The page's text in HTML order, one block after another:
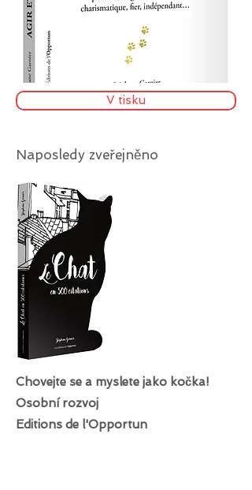
V tisku
Naposledy zveřejněno
Chovejte se a myslete jako kočka!
Osobní rozvoj
Editions de l'Opportun